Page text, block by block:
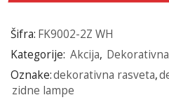
Šifra: FK9002-2Z WH
Kategorije: Akcija,
Oznake:dekorativna rasveta,
zidne lampe